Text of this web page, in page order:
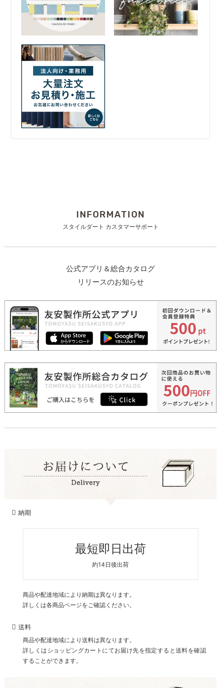
INFORMATION
スタイルダート カスタマーサポート
公式アプリ＆総合カタログ
リリースのお知らせ
納期
最短即日出荷
約14日後出荷
商品や配達地域により納期は異なります。
詳しくは各商品ページをご確認ください。
送料
商品や配達地域により送料は異なります。
詳しくはショッピングカートにてお届け先を指定すると送料を確認
することができます。